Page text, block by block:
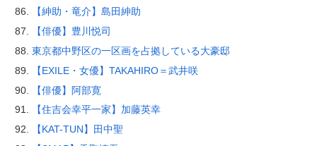
【紳助・竜介】島田紳助
【俳優】豊川悦司
東京都中野区の一区画を占拠している大豪邸
【EXILE・女優】TAKAHIRO＝武井咲
【俳優】阿部寛
【住吉会幸平一家】加藤英幸
【KAT-TUN】田中聖